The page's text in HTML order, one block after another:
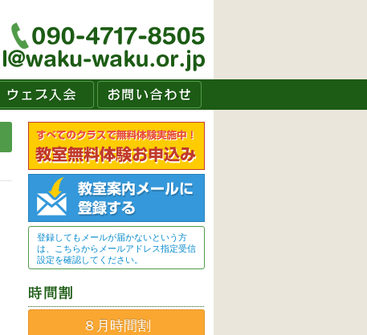
登録してもメールが届かないという方
は、こちらからメールアドレス指定受信
設定を確認してください。
８月時間割